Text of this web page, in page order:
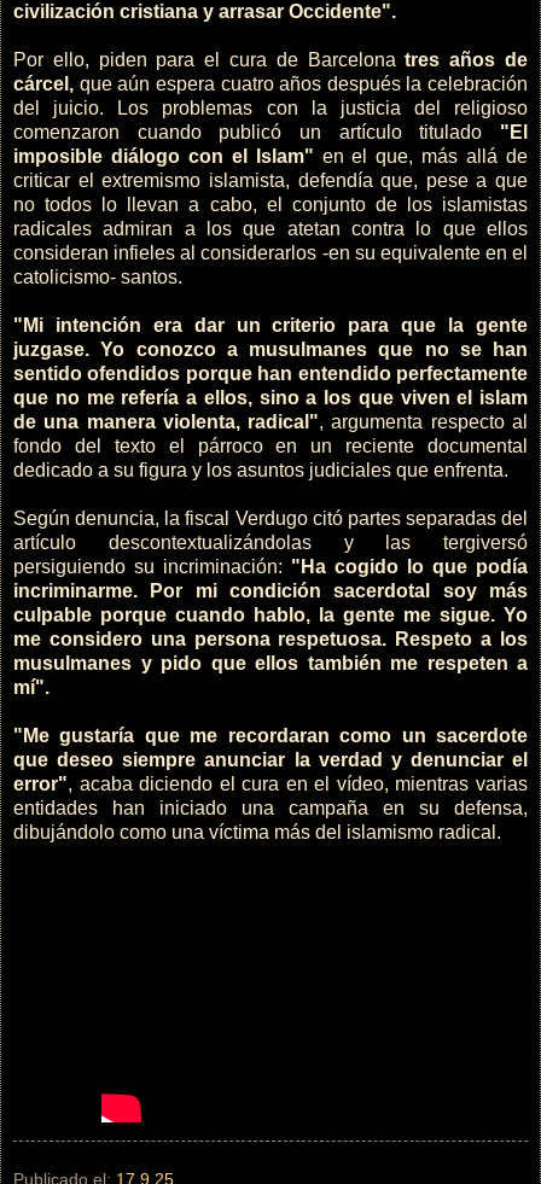
civilización cristiana y arrasar Occidente".
Por ello, piden para el cura de Barcelona tres años de
cárcel, que aún espera cuatro años después la celebración
del juicio. Los problemas con la justicia del religioso
comenzaron cuando publicó un artículo titulado "El
imposible diálogo con el Islam" en el que, más allá de
criticar el extremismo islamista, defendía que, pese a que
no todos lo llevan a cabo, el conjunto de los islamistas
radicales admiran a los que atetan contra lo que ellos
consideran infieles al considerarlos -en su equivalente en el
catolicismo- santos.
"Mi intención era dar un criterio para que la gente
juzgase. Yo conozco a musulmanes que no se han
sentido ofendidos porque han entendido perfectamente
que no me refería a ellos, sino a los que viven el islam
de una manera violenta, radical", argumenta respecto al
fondo del texto el párroco en un reciente documental
dedicado a su figura y los asuntos judiciales que enfrenta.
Según denuncia, la fiscal Verdugo citó partes separadas del
artículo descontextualizándolas y las tergiversó
persiguiendo su incriminación: "Ha cogido lo que podía
incriminarme. Por mi condición sacerdotal soy más
culpable porque cuando hablo, la gente me sigue. Yo
me considero una persona respetuosa. Respeto a los
musulmanes y pido que ellos también me respeten a
mí".
"Me gustaría que me recordaran como un sacerdote
que deseo siempre anunciar la verdad y denunciar el
error", acaba diciendo el cura en el vídeo, mientras varias
entidades han iniciado una campaña en su defensa,
dibujándolo como una víctima más del islamismo radical.
Publicado el: 17.9.25